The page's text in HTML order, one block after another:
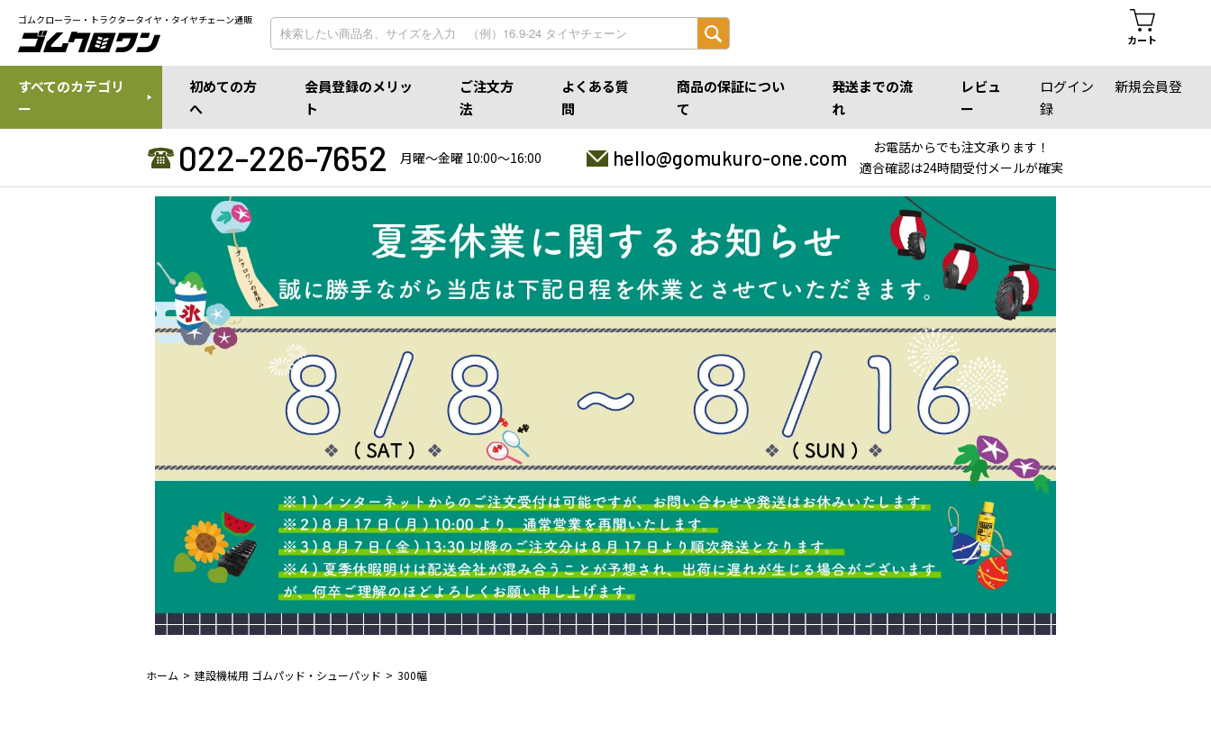
ゴムクローラー・トラクタータイヤ・タイヤチェーン通販
カート
すべてのカテゴリ
ー
初めての方
へ
会員登録のメリッ
ト
ご注文方
法
よくある質
問
商品の保証につい
て
発送までの流
れ
レビュ
ー
ログイン
新規会員登
録
022-226-7652 月曜〜金曜 10:00〜16:00 hello@gomukuro-one.com
お電話からでも注文承ります！
適合確認は24時間受付メールが確実
ホーム 建設機械用 ゴムパッド・シューパッド 300幅